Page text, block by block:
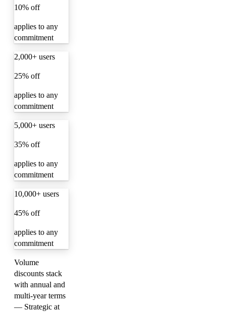
10% off
applies to any
commitment
2,000+ users
25% off
applies to any
commitment
5,000+ users
35% off
applies to any
commitment
10,000+ users
45% off
applies to any
commitment
Volume
discounts stack
with annual and
multi-year terms
— Strategic at